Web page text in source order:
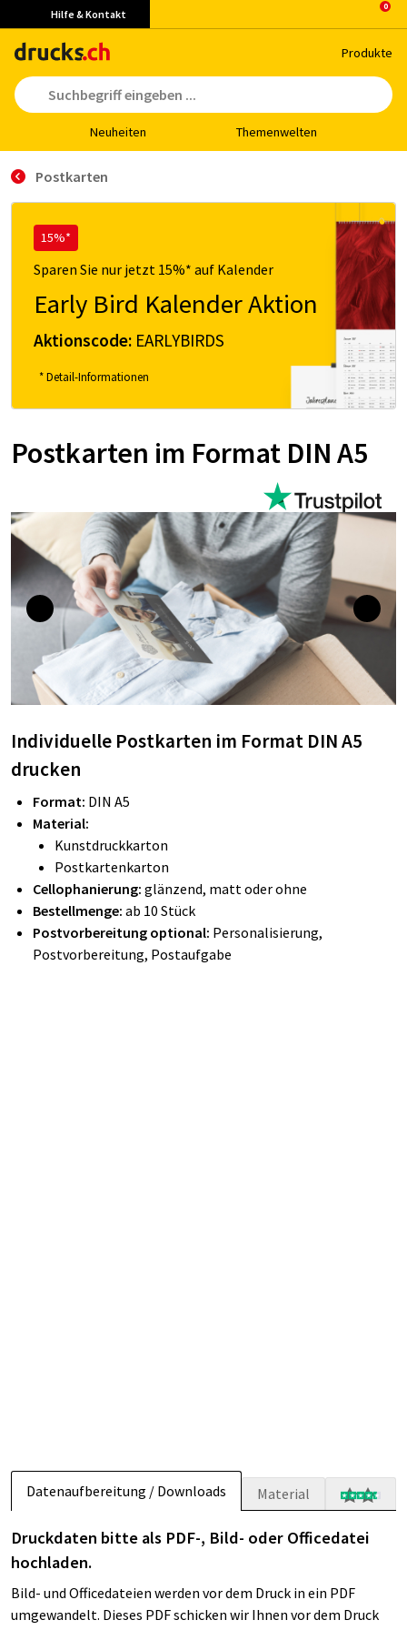
Hilfe & Kontakt
Pro­duk­te
Neu­hei­ten The­men­wel­ten
Postkarten
15%*
Sparen Sie nur jetzt 15%* auf Kalender
Early Bird Kalender Aktion
Aktionscode: EARLYBIRDS
* Detail-Informationen
Postkarten im Format DIN A5
Individuelle Postkarten im Format DIN A5
drucken
Format: DIN A5
Material:
Kunstdruckkarton
Postkartenkarton
Cellophanierung: ​glänzend, matt oder ohne
Bestellmenge: ab 10 Stück
Postvorbereitung optional: Personalisierung,
Postvorbereitung, Postaufgabe
Datenaufbereitung / Downloads Material
Druckdaten bitte als PDF-, Bild- oder Officedatei
hochladen.
Bild- und Officedateien werden vor dem Druck in ein PDF
umgewandelt. Dieses PDF schicken wir Ihnen vor dem Druck